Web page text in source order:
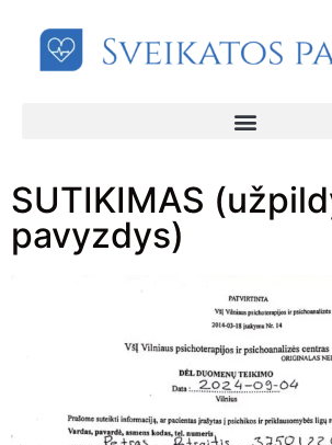
SUTIKIMAS
pavyzdys)